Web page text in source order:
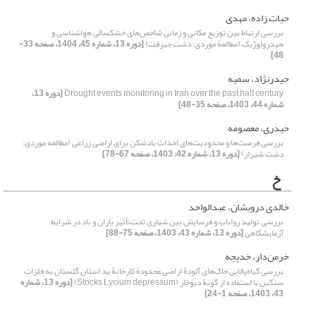
حیات زاده، مهدی
بررسی ارتباط بین توزیع مکانی و زمانی شاخص‌های خشکسالی هواشناسی و
هیدرولوژیک (مطالعۀ موردی: دشت جیرفت) [دوره 13، شماره 45، 1404، صفحه 33-
48]
حیدرنژاد، سمیه
Drought events monitoring in Iran over the past half century [دوره 13،
شماره 44، 1403، صفحه 35-48]
حیدری، معصومه
بررسی فرصت‌ها و محدودیت‌های احداث بادشکن برای اراضی زراعی (مطالعه موردی:
دشت شیراز)[دوره 13، شماره 42، 1403، صفحه 67-78]
خ
خالدی درویشان، عبدالواحد
بررسی تولید رواناب و فرسایش بین شیاری تحت‌تأثیر باران و باد در شرایط
آزمایشگاهی[دوره 13، شماره 43، 1403، صفحه 75-88]
خرمن‌دار، خدیجه
بررسی گیاه‌پالایی خاک‌های آلودۀ اراضی محدودۀ کارخانۀ ید استان گلستان به فلزات
سنگین با استفاده از گونۀ دیوخار (Stocks Lycium depressum) [دوره 13، شماره
43، 1403، صفحه 1-24]